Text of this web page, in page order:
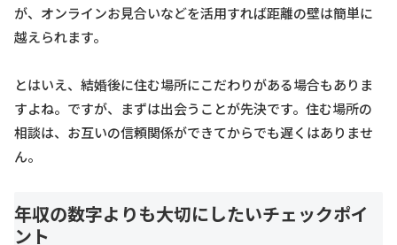
が、オンラインお見合いなどを活用すれば距離の壁は簡単に
越えられます。
とはいえ、結婚後に住む場所にこだわりがある場合もありま
すよね。ですが、まずは出会うことが先決です。住む場所の
相談は、お互いの信頼関係ができてからでも遅くはありませ
ん。
年収の数字よりも大切にしたいチェックポイ
ント